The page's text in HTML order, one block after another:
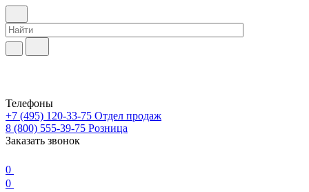
Телефоны
+7 (495) 120-33-75 Отдел продаж
8 (800) 555-39-75 Розница
Заказать звонок
0
0